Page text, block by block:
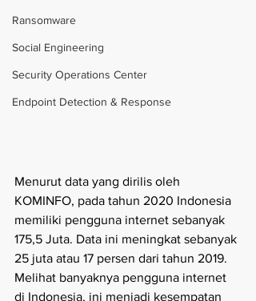
Ransomware
Social Engineering
Security Operations Center
Endpoint Detection & Response
Menurut data yang dirilis oleh
KOMINFO, pada tahun 2020 Indonesia
memiliki pengguna internet sebanyak
175,5 Juta. Data ini meningkat sebanyak
25 juta atau 17 persen dari tahun 2019.
Melihat banyaknya pengguna internet
di Indonesia, ini menjadi kesempatan